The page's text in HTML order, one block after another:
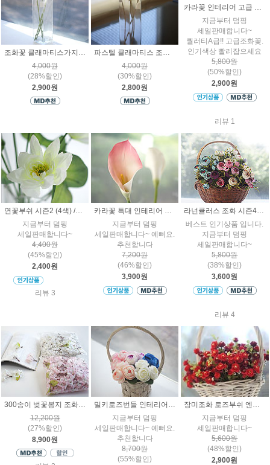
조화꽃 클래마티스가지 인테리어 실크플라워
4,000원
(28%할인)
2,900원
파스텔 클래마티스 조화꽃 인테리어 플라워 장식가지
4,000원
(30%할인)
2,800원
카라꽃 인테리어 고급 인조조화 장식꽃
지금부터 덤핑
세일판매합니다~
퀄러티A급!! 고급조화꽃.
인기색상 빨리잡으세요
5,800원
(50%할인)
2,900원
리뷰 1
연꽃부쉬 시즌2 (4색) /조화인테리어
지금부터 덤핑
세일판매합니다~
4,400원
(45%할인)
2,400원
리뷰 3
카라꽃 특대 인테리어 조화장식 시즌2
지금부터 덤핑
세일판매합니다~ 예뻐요.
추천합니다
7,200원
(46%할인)
3,900원
라넌큘러스 조화 시즌4 엔틱 인테리어꽃
베스트 인기상품 입니다.
지금부터 덤핑
세일판매합니다~
5,800원
(38%할인)
3,600원
리뷰 4
12,200원
(27%할인)
8,900원
지금부터 덤핑
세일판매합니다~ 예뻐요.
추천합니다
8,700원
(55%할인)
지금부터 덤핑
세일판매합니다~
5,600원
(48%할인)
2,900원